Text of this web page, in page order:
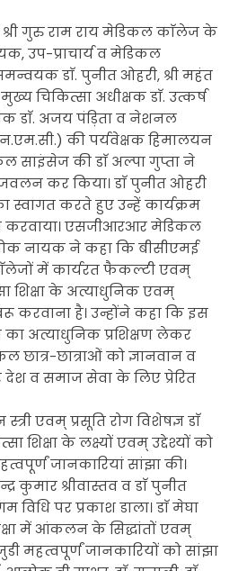
श्री गुरु राम राय मेडिकल काॅलेज के
उप-प्राचार्य व मेडिकल
डाॅ. पुनीत ओहरी, श्री महंत
चिकित्सा अधीक्षक डाॅ. उत्कर्ष
डाॅ. अजय पंड़िता व नेशनल
की पर्यवेक्षक हिमालयन
साइंसेज की डाॅ अल्पा गुप्ता ने
कर किया। डाॅ पुनीत ओहरी
स्वागत करते हुए उन्हें कार्यक्रम
एसजीआरआर मेडिकल
नायक ने कहा कि बीसीएमई
में कार्यरत फैकल्टी एवम्
शिक्षा के अत्याधुनिक एवम्
करवाना है। उन्होंने कहा कि इस
का अत्याधुनिक प्रशिक्षण लेकर
छात्राओं को ज्ञानवान व
व समाज सेवा के लिए प्रेरित
एवम् प्रसूति रोग विशेषज्ञ डाॅ
शिक्षा के लक्ष्यों एवम् उद्देश्यों को
जानकारियां सांझा की।
कुमार श्रीवास्तव व डाॅ पुनीत
विधि पर प्रकाश डाला। डाॅ मेघा
में आंकलन के सिद्धांतों एवम्
महत्वपूर्णं जानकारियों को सांझा